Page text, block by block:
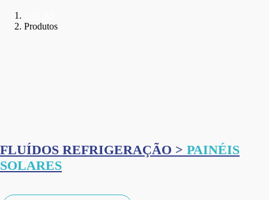
Produtos
FLUÍDOS REFRIGERAÇÃO > PAINÉIS
SOLARES